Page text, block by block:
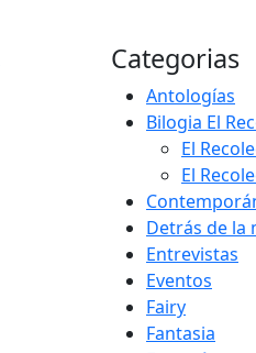
Categorias
Antologías
Bilogia El
El
El
Detrás de la
Entrevistas
Eventos
Fairy
Fantasia